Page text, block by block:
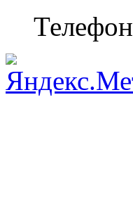
Телефон